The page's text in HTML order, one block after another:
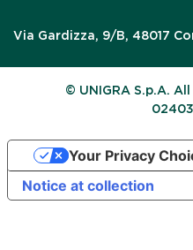
Via Gardizza, 9/B, 48017
© UNIGRA S.p.A.
Notice at collection
Your Privacy